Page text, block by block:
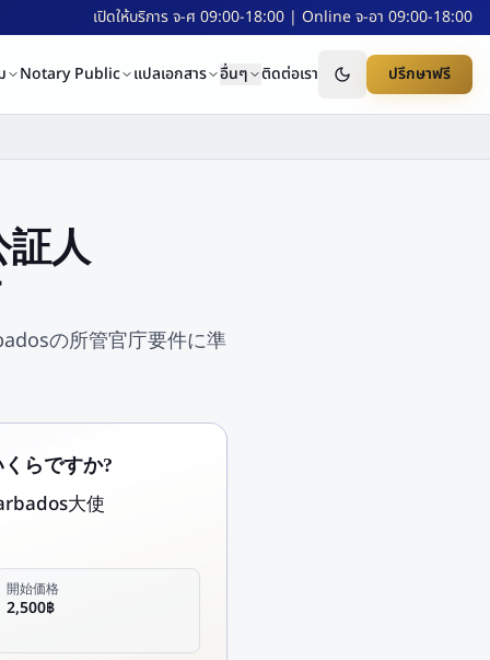
เปิดให้บริการ จ-ศ 09:00-18:00 | Online จ-อา 09:00-18:00
Notary Public แปลเอกสาร อื่นๆ ติดต่อเรา ปรึกษาฟรี
証人
の所管官庁要件に準
らですか?
大使
開始価格
2,500฿